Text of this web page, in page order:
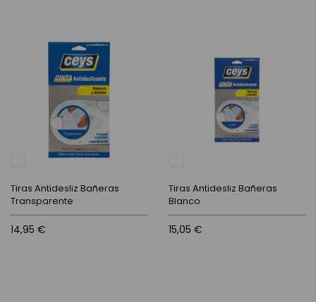
Tiras Antidesliz Bañeras
Transparente
14,95 €
Tiras Antidesliz Bañeras
Blanco
15,05 €